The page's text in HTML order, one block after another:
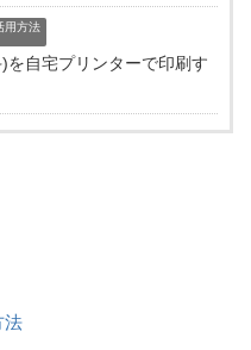
用方法
を自宅プリンターで印刷す
法